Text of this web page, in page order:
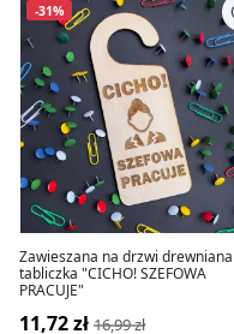
-31%
Zawieszana na drzwi drewniana
tabliczka "CICHO! SZEFOWA
PRACUJE"
11,72 zł 16,99 zł